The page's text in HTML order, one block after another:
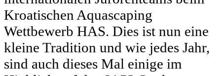
Kroatischen Aquascaping
Wettbewerb HAS. Dies ist nun eine
kleine Tradition und wie jedes Jahr,
sind auch dieses Mal einige im